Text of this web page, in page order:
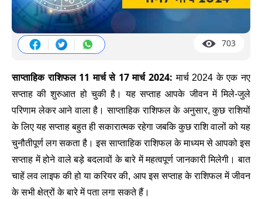
703
साप्ताहिक राशिफल 11 मार्च से 17 मार्च 2024: मार्च 2024 के एक नए
सप्ताह की शुरुआत हो चुकी है। यह सप्ताह आपके जीवन में मिले-जुले
परिणाम लेकर आने वाला है। साप्ताहिक राशिफल के अनुसार, कुछ राशियों
के लिए यह सप्ताह बहुत ही सकारात्मक रहेगा जबकि कुछ राशि वालों को यह
चुनौतीपूर्ण लग सकता है। इस साप्ताहिक राशिफल के माध्यम से आपको इस
सप्ताह में होने वाले बड़े बदलावों के बारे में महत्वपूर्ण जानकारी मिलेगी। बात
चाहें लव लाइफ की हो या करियर की, आप इस सप्ताह के राशिफल में जीवन
के सभी क्षेत्रों के बारे में पता लगा सकते हैं।